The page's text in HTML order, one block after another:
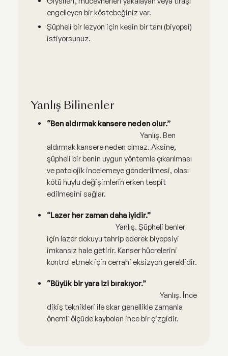
engelleyen bir köstebeğiniz var.
Şüpheli bir lezyon için kesin bir tanı (biyopsi)
istiyorsunuz.
Yanlış Bilinenler
“Ben aldırmak kansere neden olur.”
Yanlış. Ben
aldırmak kansere neden olmaz. Aksine,
şüpheli bir benin uygun yöntemle çıkarılması
ve patolojik incelemeye gönderilmesi, olası
kötü huylu değişimlerin erken tespit
edilmesini sağlar.
“Lazer her zaman daha iyidir.”
Yanlış. Şüpheli benler
için lazer dokuyu tahrip ederek biyopsiyi
imkansız hale getirir. Kanser hücrelerini
kontrol etmek için cerrahi eksizyon gereklidir.
“Büyük bir yara izi bırakıyor.”
Yanlış. İnce
dikiş teknikleri ile skar genellikle zamanla
önemli ölçüde kaybolan ince bir çizgidir.